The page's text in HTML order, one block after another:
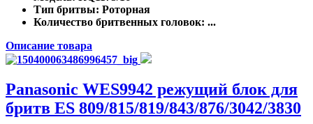
Тип бритвы: Роторная
Количество бритвенных головок: ...
Описание товара
Panasonic WES9942 режущий блок для
бритв ES 809/815/819/843/876/3042/3830